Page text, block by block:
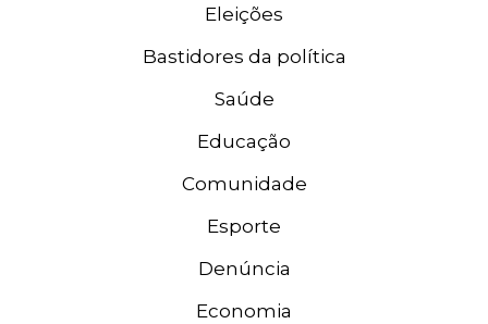
Eleições
Bastidores da política
Saúde
Educação
Comunidade
Esporte
Denúncia
Economia